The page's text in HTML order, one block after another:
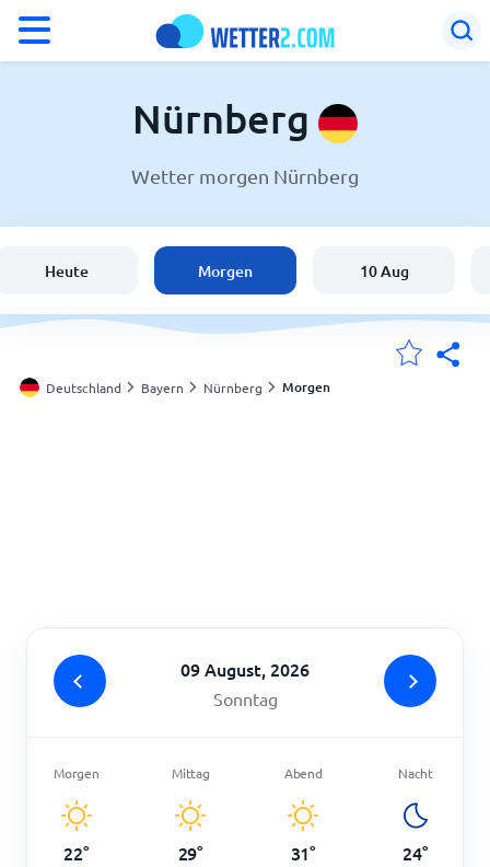
Wetter in Nürnberg
Schweiz
Österreich
Nürnberg
Wetter morgen Nürnberg
Heute Morgen 10 Aug
Deutschland Bayern Nürnberg Morgen
09 August, 2026
Sonntag
Morgen
22°
Mittag
29°
Abend
31°
Nacht
24°